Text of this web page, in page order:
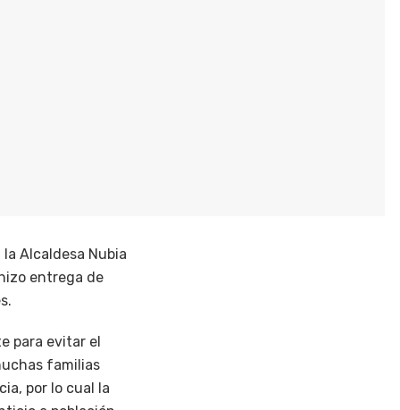
Alcaldesa Nubia
entrega de
para evitar el
familias
por lo cual la